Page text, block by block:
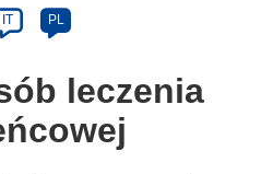
IT PL
leczenia